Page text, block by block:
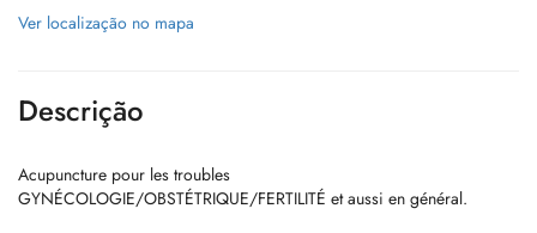
Ver localização no mapa
Descrição
Acupuncture pour les troubles
GYNÉCOLOGIE/OBSTÉTRIQUE/FERTILITÉ et aussi en général.